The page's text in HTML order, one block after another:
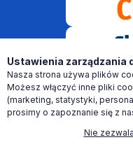
© VR Software 2021-2026
Ustawienia zarządzania
Nasza strona używa plików
Możesz włączyć inne pliki
(marketing, statystyki,
prosimy o zapoznanie się z
Nie